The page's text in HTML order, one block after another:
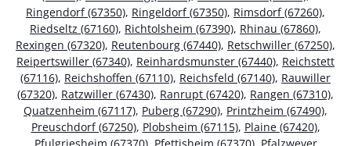
Ringendorf (67350), Ringeldorf (67350), Rimsdorf (67260),
Riedseltz (67160), Richtolsheim (67390), Rhinau (67860),
Rexingen (67320), Reutenbourg (67440), Retschwiller (67250),
Reipertswiller (67340), Reinhardsmunster (67440), Reichstett
(67116), Reichshoffen (67110), Reichsfeld (67140), Rauwiller
(67320), Ratzwiller (67430), Ranrupt (67420), Rangen (67310),
Quatzenheim (67117), Puberg (67290), Printzheim (67490),
Preuschdorf (67250), Plobsheim (67115), Plaine (67420),